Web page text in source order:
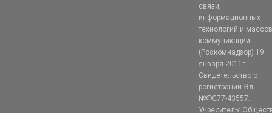
связи,
информационных
технологий и
коммуникаций
(Роскомнадзор) 19
января 2011г.
Свидетельство о
регистрации Эл
№ФС77-43557.
Учредитель: